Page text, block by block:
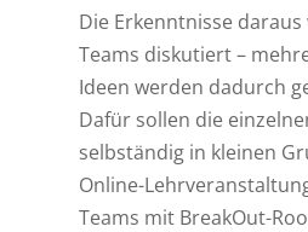
Die Erkenntnisse
Teams diskutiert –
Ideen werden dadurch
Dafür sollen die
selbständig in kleinen
Online-
Teams mit BreakOut-